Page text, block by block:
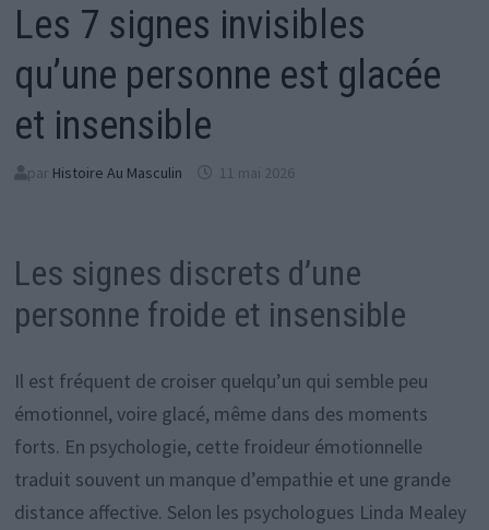
Les 7 signes invisibles
qu’une personne est glacée
et insensible
par Histoire Au Masculin 11 mai 2026
Les signes discrets d’une
personne froide et insensible
Il est fréquent de croiser quelqu’un qui semble peu
émotionnel, voire glacé, même dans des moments
forts. En psychologie, cette froideur émotionnelle
traduit souvent un manque d’empathie et une grande
distance affective. Selon les psychologues Linda Mealey